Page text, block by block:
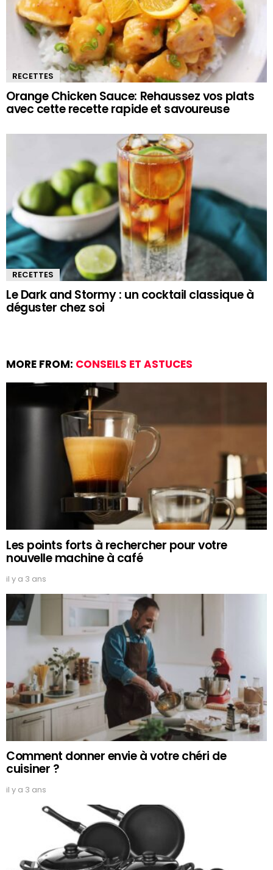
RECETTES
Orange Chicken Sauce: Rehaussez vos plats
avec cette recette rapide et savoureuse
RECETTES
Le Dark and Stormy : un cocktail classique à
déguster chez soi
MORE FROM: CONSEILS ET ASTUCES
Les points forts à rechercher pour votre
nouvelle machine à café
il y a 3 ans
Comment donner envie à votre chéri de
cuisiner ?
il y a 3 ans